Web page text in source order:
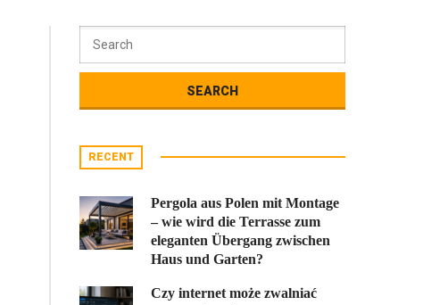
RECENT
Pergola aus Polen mit Montage
– wie wird die Terrasse zum
eleganten Übergang zwischen
Haus und Garten?
Czy internet może zwalniać